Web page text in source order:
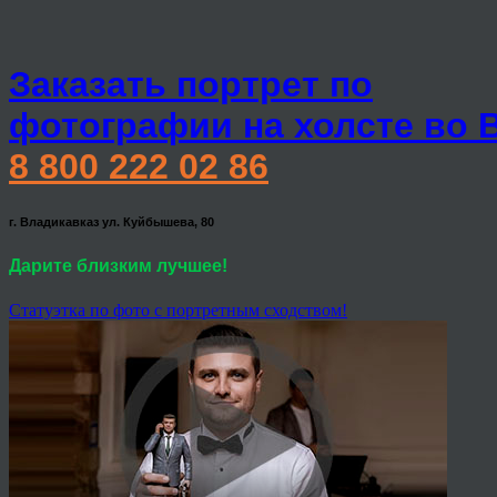
Заказать портрет по
фотографии на холсте во
8 800 222 02 86
г. Владикавказ ул. Куйбышева, 80
Дарите близким лучшее!
Статуэтка по фото с портретным сходством!